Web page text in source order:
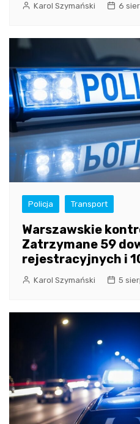
Karol Szymański 6
Policja Transport
Warszawskie
Zatrzymane 59
rejestracyjnych i
Karol Szymański 5